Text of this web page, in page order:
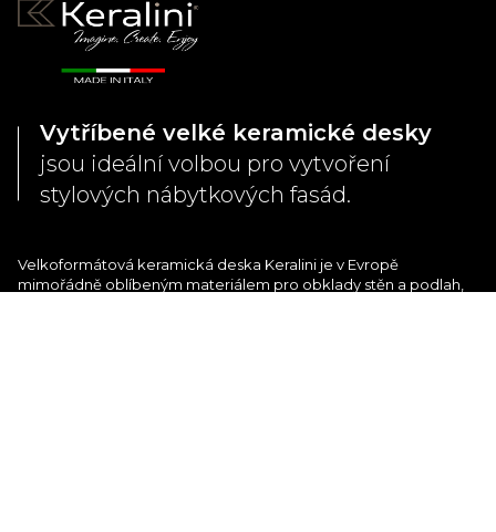
Vytříbené velké keramické desky
jsou ideální volbou pro vytvoření
stylových nábytkových fasád.
Velkoformátová keramická deska Keralini je v Evropě
mimořádně oblíbeným materiálem pro obklady stěn a podlah,